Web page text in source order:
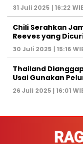
31 Juli 2025 | 16:22
Chili Serahkan
Reeves yang
30 Juli 2025 | 15:16
Thailand
Usai Gunakan
26 Juli 2025 | 16:01